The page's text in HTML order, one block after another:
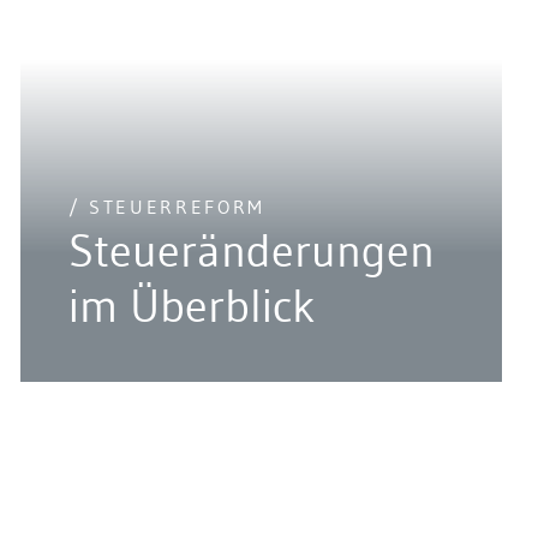
/ STEUERREFORM
Steueränderungen
im Überblick